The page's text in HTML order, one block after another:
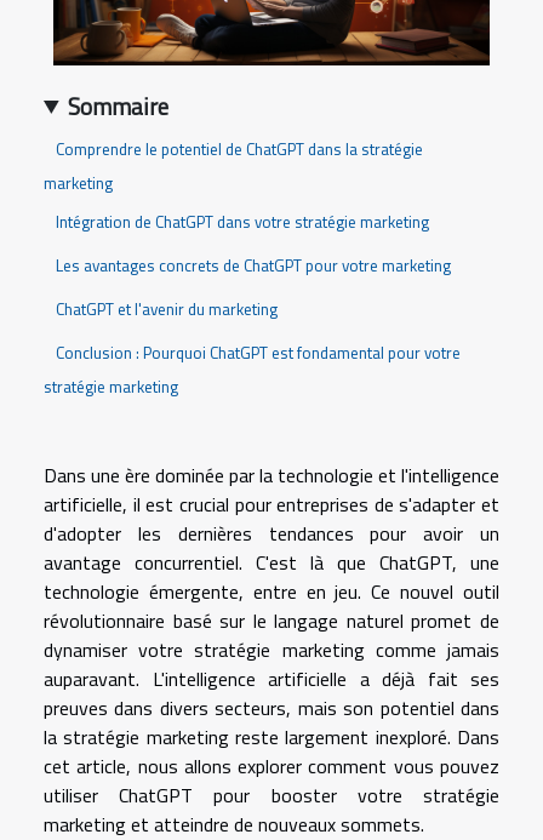
Sommaire
Comprendre le potentiel de ChatGPT dans la stratégie
marketing
Intégration de ChatGPT dans votre stratégie marketing
Les avantages concrets de ChatGPT pour votre marketing
ChatGPT et l'avenir du marketing
Conclusion : Pourquoi ChatGPT est fondamental pour votre
stratégie marketing
Dans une ère dominée par la technologie et l'intelligence
artificielle, il est crucial pour entreprises de s'adapter et
d'adopter les dernières tendances pour avoir un
avantage concurrentiel. C'est là que ChatGPT, une
technologie émergente, entre en jeu. Ce nouvel outil
révolutionnaire basé sur le langage naturel promet de
dynamiser votre stratégie marketing comme jamais
auparavant. L'intelligence artificielle a déjà fait ses
preuves dans divers secteurs, mais son potentiel dans
la stratégie marketing reste largement inexploré. Dans
cet article, nous allons explorer comment vous pouvez
utiliser ChatGPT pour booster votre stratégie
marketing et atteindre de nouveaux sommets.